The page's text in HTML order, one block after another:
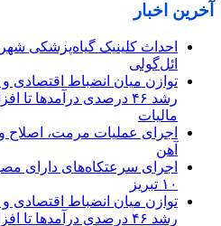
آخرین اخبار
احداث کلینیک گیاه‌پزشکی
ائل‌گولی
توازن میان انضباط اقتصادی
مالیات
اجرای عملیات مرمت، اصلاح
آهن
اجرای سرعتکاه‌های دارای
۱۰ تبریز
توازن میان انضباط اقتصادی